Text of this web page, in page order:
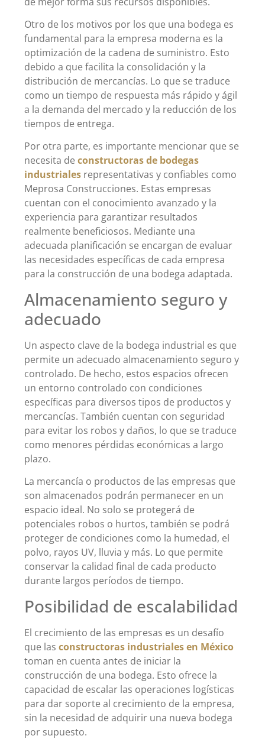
Otro de los motivos por los que una bodega es
fundamental para la empresa moderna es la
optimización de la cadena de suministro. Esto
debido a que facilita la consolidación y la
distribución de mercancías. Lo que se traduce
como un tiempo de respuesta más rápido y ágil
a la demanda del mercado y la reducción de los
tiempos de entrega.
Por otra parte, es importante mencionar que se
necesita de constructoras de bodegas
industriales representativas y confiables como
Meprosa Construcciones. Estas empresas
cuentan con el conocimiento avanzado y la
experiencia para garantizar resultados
realmente beneficiosos. Mediante una
adecuada planificación se encargan de evaluar
las necesidades específicas de cada empresa
para la construcción de una bodega adaptada.
Almacenamiento seguro y
adecuado
Un aspecto clave de la bodega industrial es que
permite un adecuado almacenamiento seguro y
controlado. De hecho, estos espacios ofrecen
un entorno controlado con condiciones
específicas para diversos tipos de productos y
mercancías. También cuentan con seguridad
para evitar los robos y daños, lo que se traduce
como menores pérdidas económicas a largo
plazo.
La mercancía o productos de las empresas que
son almacenados podrán permanecer en un
espacio ideal. No solo se protegerá de
potenciales robos o hurtos, también se podrá
proteger de condiciones como la humedad, el
polvo, rayos UV, lluvia y más. Lo que permite
conservar la calidad final de cada producto
durante largos períodos de tiempo.
Posibilidad de escalabilidad
El crecimiento de las empresas es un desafío
que las constructoras industriales en México
toman en cuenta antes de iniciar la
construcción de una bodega. Esto ofrece la
capacidad de escalar las operaciones logísticas
para dar soporte al crecimiento de la empresa,
sin la necesidad de adquirir una nueva bodega
por supuesto.